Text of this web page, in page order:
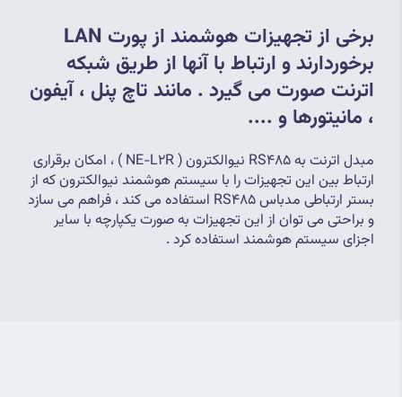
، مانیتورها و ....
اجزای سیستم هوشمند استفاده کرد .